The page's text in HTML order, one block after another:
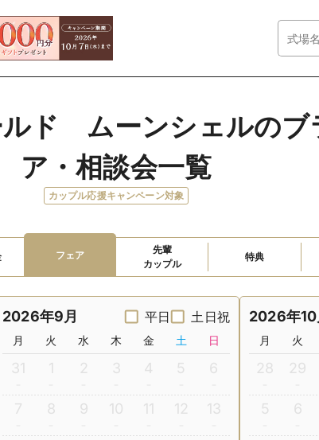
ド　ムーンシェルのブ
ア・相談会一覧
カップル応援キャンペーン対象
フェア
先輩
カップル
特典
2026年9月 平日 土日祝
月 火 水 木 金 土 日
31 1 2 3 4 5 6
7 8 9 10 11 12 13
2026年10
月 火
28 29
5 6